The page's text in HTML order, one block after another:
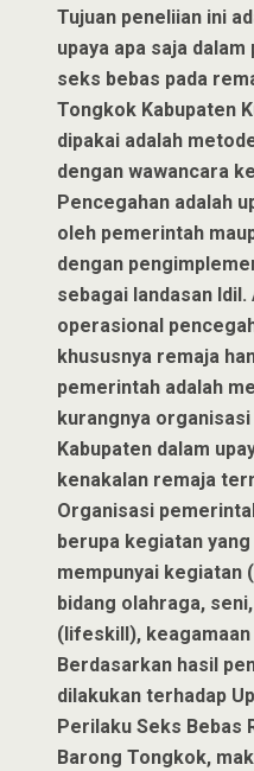
Tujuan peneliian ini
upaya apa saja
seks bebas pada
Tongkok Kabupaten
dipakai adalah
dengan wawancara
Pencegahan adalah
oleh pemerintah
dengan
sebagai landasan
operasional
khususnya remaja
pemerintah adalah
kurangnya
Kabupaten dalam
kenakalan remaja
Organisasi
berupa kegiatan
mempunyai kegiatan
bidang olahraga,
(lifeskill), keagamaan
Berdasarkan hasil
dilakukan terhadap
Perilaku Seks Bebas
Barong Tongkok,